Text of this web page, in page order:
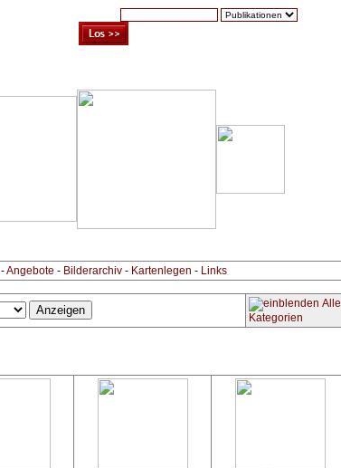
-Angebote - Bilderarchiv - Kartenlegen - Links
Alle
Kategorien